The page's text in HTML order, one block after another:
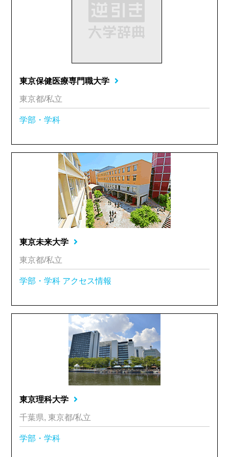
東京保健医療専門職大学
東京都/私立
学部・学科
東京未来大学
東京都/私立
学部・学科 アクセス情報
東京理科大学
千葉県, 東京都/私立
学部・学科